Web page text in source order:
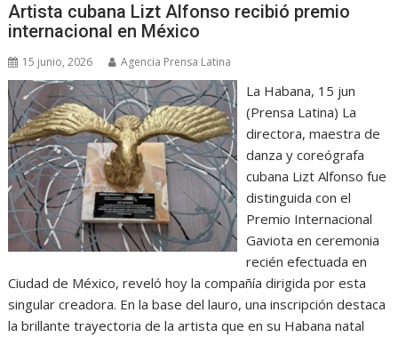
Artista cubana Lizt Alfonso recibió premio
internacional en México
15 junio, 2026 Agencia Prensa Latina
La Habana, 15 jun
(Prensa Latina) La
directora, maestra de
danza y coreógrafa
cubana Lizt Alfonso fue
distinguida con el
Premio Internacional
Gaviota en ceremonia
recién efectuada en
Ciudad de México, reveló hoy la compañía dirigida por esta
singular creadora. En la base del lauro, una inscripción destaca
la brillante trayectoria de la artista que en su Habana natal